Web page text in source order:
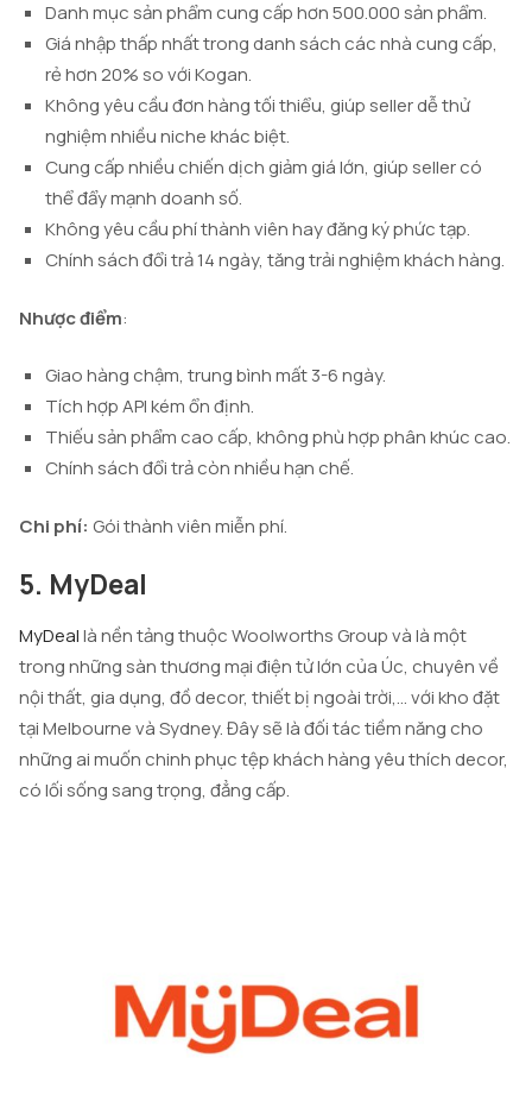
Danh mục sản phẩm cung cấp hơn 500.000 sản phẩm.
Giá nhập thấp nhất trong danh sách các nhà cung cấp,
rẻ hơn 20% so với Kogan.
Không yêu cầu đơn hàng tối thiểu, giúp seller dễ thử
nghiệm nhiều niche khác biệt.
Cung cấp nhiều chiến dịch giảm giá lớn, giúp seller có
thể đẩy mạnh doanh số.
Không yêu cầu phí thành viên hay đăng ký phức tạp.
Chính sách đổi trả 14 ngày, tăng trải nghiệm khách hàng.
Nhược điểm:
Giao hàng chậm, trung bình mất 3-6 ngày.
Tích hợp API kém ổn định.
Thiếu sản phẩm cao cấp, không phù hợp phân khúc cao.
Chính sách đổi trả còn nhiều hạn chế.
Chi phí: Gói thành viên miễn phí.
5. MyDeal
MyDeallà nền tảng thuộc Woolworths Group và là một
trong những sàn thương mại điện tử lớn của Úc, chuyên về
nội thất, gia dụng, đồ decor, thiết bị ngoài trời,… với kho đặt
tại Melbourne và Sydney. Đây sẽ là đối tác tiềm năng cho
những ai muốn chinh phục tệp khách hàng yêu thích decor,
có lối sống sang trọng, đẳng cấp.